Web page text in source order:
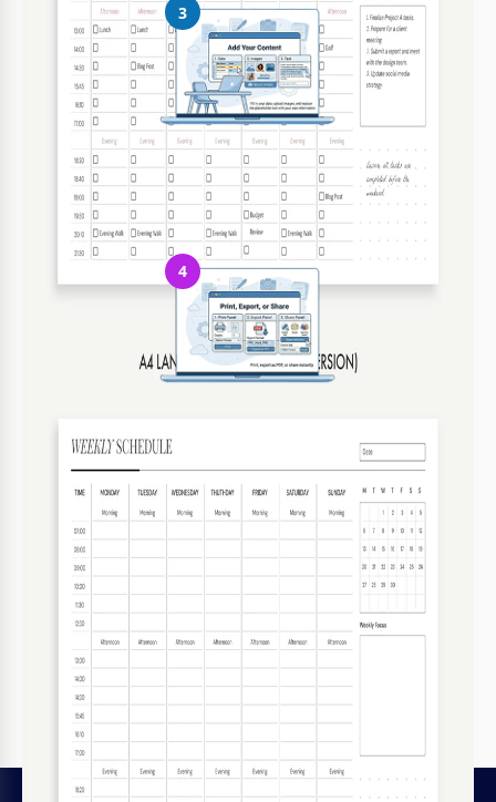
3
Aggiungi i tuoi contenuti
Inserisci i tuoi dati, carica immagini e sostituisci il testo
4
Stampa, esporta in PDF o condividi subito
Modelli correlati
Visualizzati di recente